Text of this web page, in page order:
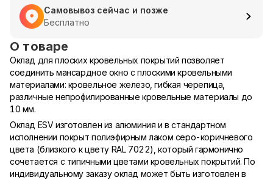
Самовывоз сейчас и позже
Бесплатно
О товаре
Оклад для плоских кровельных покрытий позволяет
соединить мансардное окно с плоскими кровельными
материалами: кровельное железо, гибкая черепица,
различные непрофилированные кровельные материалы до
10 мм.
Оклад ESV изготовлен из алюминия и в стандартном
исполнении покрыт полиэфирным лаком серо-коричневого
цвета (близкого к цвету RAL 7022), который гармонично
сочетается с типичными цветами кровельных покрытий. По
индивидуальному заказу оклад может быть изготовлен в